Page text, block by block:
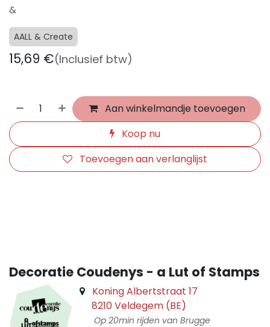
&
AALL & Create
15,69 €(Inclusief btw)
Aan winkelmandje toevoegen
Koop nu
Toevoegen aan verlanglijst
Decoratie Coudenys - a Lut of Stamps
Koning Albertstraat 17
8210 Veldegem (BE)
Op 20min rijden van Brugge